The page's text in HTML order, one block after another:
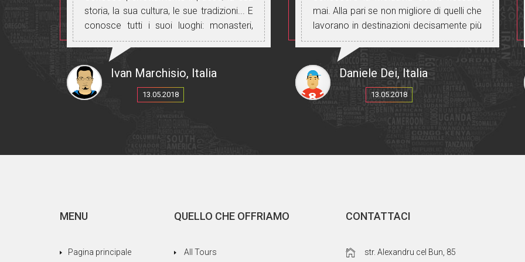
storia, la sua cultura, le sue tradizioni... E
conosce tutti i suoi luoghi: monasteri,
chiese, villaggi. Inoltre parla
perfettamente russo, rumeno e italiano e
ti permetterà di comunicare con tutte le
persone che incontri.
Grazie, Cristina, per aver reso questo
viaggio bellissimo e indimenticabile.
Ivan Marchisio, Italia
13.05.2018
mai. Alla pari se non migliore di quelli che
lavorano in destinazioni decisamente più
popolari. Esperienza da fare senza alcun
dubbio.
Daniele Dei, Italia
13.05.2018
MENU
Pagina principale
QUELLO CHE OFFRIAMO
All Tours
CONTATTACI
str. Alexandru cel Bun, 85